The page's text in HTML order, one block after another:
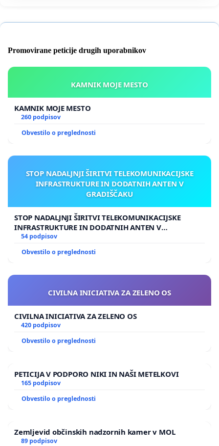
Promovirane peticije drugih uporabnikov
KAMNIK MOJE MESTO
KAMNIK MOJE MESTO
260 podpisov
Obvestilo o preglednosti
STOP NADALJNJI ŠIRITVI TELEKOMUNIKACIJSKE
INFRASTRUKTURE IN DODATNIH ANTEN V
GRADIŠČAKU
STOP NADALJNJI ŠIRITVI TELEKOMUNIKACIJSKE
INFRASTRUKTURE IN DODATNIH ANTEN V
GRADIŠČAKU
54 podpisov
Obvestilo o preglednosti
CIVILNA INICIATIVA ZA ZELENO OS
CIVILNA INICIATIVA ZA ZELENO OS
420 podpisov
Obvestilo o preglednosti
PETICIJA V PODPORO NIKI IN NAŠI METELKOVI
165 podpisov
Obvestilo o preglednosti
Zemljevid občinskih nadzornih kamer v MOL
89 podpisov